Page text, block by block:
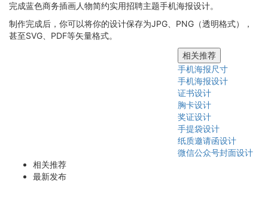
完成蓝色商务插画人物简约实用招聘主题手机海报设计。
制作完成后，你可以将你的设计保存为JPG、PNG（透明格式），
甚至SVG、PDF等矢量格式。
相关推荐
手机海报尺寸
手机海报设计
证书设计
胸卡设计
奖证设计
手提袋设计
纸质邀请函设计
微信公众号封面设计
相关推荐
最新发布